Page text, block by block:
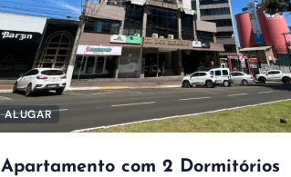
ALUGAR
Apartamento com 2 Dormitórios